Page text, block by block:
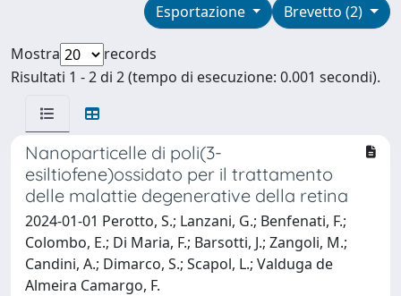
Brevetto (2)
Esportazione
Mostra
records
Risultati 1 - 2 di 2 (tempo di esecuzione: 0.001 secondi).
Nanoparticelle di poli(3-
esiltiofene)ossidato per il trattamento
delle malattie degenerative della retina
2024-01-01 Perotto, S.; Lanzani, G.; Benfenati, F.;
Colombo, E.; Di Maria, F.; Barsotti, J.; Zangoli, M.;
Candini, A.; Dimarco, S.; Scapol, L.; Valduga de
Almeira Camargo, F.